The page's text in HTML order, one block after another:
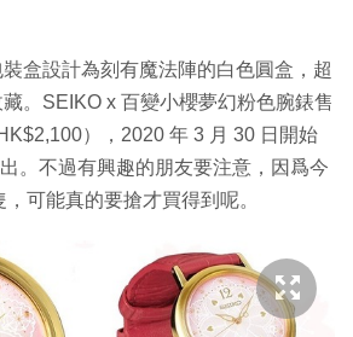
盒設計為刻有魔法陣的白色圓盒，超
。SEIKO x 百變小櫻夢幻粉色腕錶售
），2020 年 3 月 30 日開始
。不過有興趣的朋友要注意，因爲今
可能真的要搶才買得到呢。